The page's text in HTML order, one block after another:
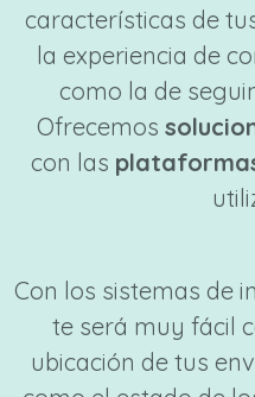
características de
la experiencia de
como la de
Ofrecemos
con las
Con los sistemas de
te será muy fácil
ubicación de tus